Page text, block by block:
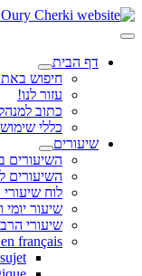
דף הבית
חיפוש
עזור לנו!
כתוב
כללי
שיעורים
השיעורים
השיעורים
לוח
שיעור
שיעורי
français